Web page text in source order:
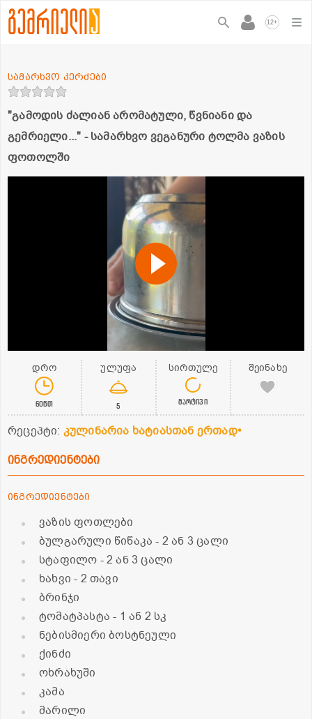
12+
"გამოდის ძალიან არომატული, წვნიანი და
გემრიელი..." - სამარხვო ვეგანური ტოლმა ვაზის
ფოთოლში
სამარხვო კერძები
დრო
60წთ
ულუფა
5
სირთულე
მარტივი
შეინახე
რეცეპტი: კულინარია ხატიასთან ერთად•
ინგრედიენტები
ინგრედიენტები
ვაზის ფოთლები
ბულგარული წიწაკა- 2 ან 3 ცალი
სტაფილო - 2 ან 3 ცალი
ხახვი- 2 თავი
ბრინჯი
ტომატპასტა- 1 ან 2 სკ
ნებისმიერი ბოსტნეული
ქინძი
ოხრახუში
კამა
მარილი